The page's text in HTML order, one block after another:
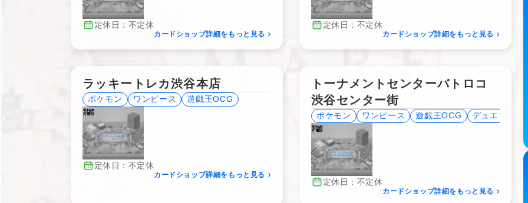
定休日：不定休
カードショップ詳細をもっと見る
定休日：不定休
カードショップ詳細をもっと見る
ラッキートレカ渋谷本店
ポケモン ワンピース 遊戯王OCG
ラッキートレカ渋谷本
店
定休日：不定休
カードショップ詳細をもっと見る
トーナメントセンターバトロコ
渋谷センター街
ポケモン ワンピース 遊戯王OCG デュエマ
トーナメントセンター
バトロコ渋谷センター
街
定休日：不定休
カードショップ詳細をもっと見る